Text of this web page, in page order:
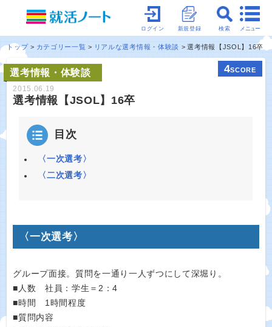
メニュー
検索
新規登録
ログイン
トップ カテゴリー一覧 リアルな選考情報・体験談 選考情報【JSOL】16卒
選考情報・体験談 4SCORE
2015.06.19
選考情報【JSOL】16卒
目次
〈一次選考〉
〈二次選考〉
〈一次選考〉
グループ面接。質問を一通り一人ずつにして深堀り。
■人数 社員：学生＝2：4
■時間 1時間程度
■質問内容